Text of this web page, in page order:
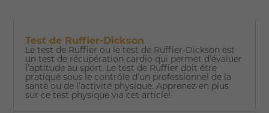
Test de Ruffier-Dickson
Le test de Ruffier ou le test de Ruffier-Dickson est
un test de récupération cardio qui permet d’évaluer
l’aptitude au sport. Le test de Ruffier doit être
pratiqué sous le contrôle d’un professionnel de la
santé ou de l’activité physique. Apprenez-en plus
sur ce test physique via cet article!